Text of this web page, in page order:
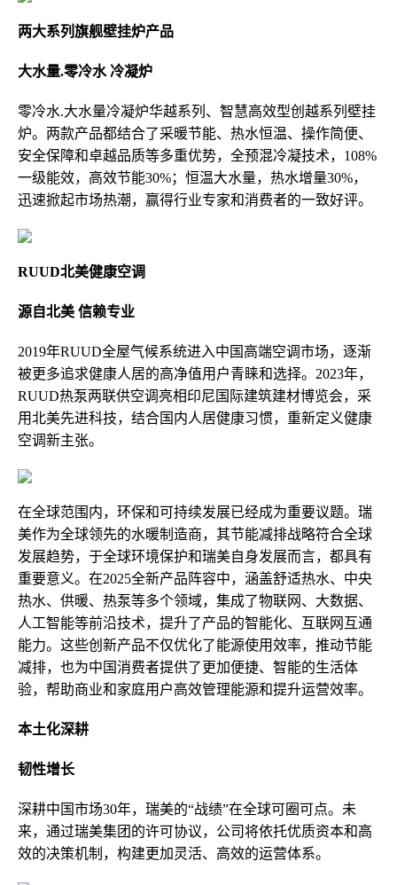
两大系列旗舰壁挂炉产品
大水量.零冷水 冷凝炉
零冷水.大水量冷凝炉华越系列、智慧高效型创越系列壁挂
炉。两款产品都结合了采暖节能、热水恒温、操作简便、
安全保障和卓越品质等多重优势，全预混冷凝技术，108%
一级能效，高效节能30%；恒温大水量，热水增量30%，
迅速掀起市场热潮，赢得行业专家和消费者的一致好评。
RUUD北美健康空调
源自北美 信赖专业
2019年RUUD全屋气候系统进入中国高端空调市场，逐渐
被更多追求健康人居的高净值用户青睐和选择。2023年，
RUUD热泵两联供空调亮相印尼国际建筑建材博览会，采
用北美先进科技，结合国内人居健康习惯，重新定义健康
空调新主张。
在全球范围内，环保和可持续发展已经成为重要议题。瑞
美作为全球领先的水暖制造商，其节能减排战略符合全球
发展趋势，于全球环境保护和瑞美自身发展而言，都具有
重要意义。在2025全新产品阵容中，涵盖舒适热水、 中央
热水、供暖、热泵等多个领域，集成了物联网、大数据、
人工智能等前沿技术，提升了产品的智能化、互联网互通
能力。这些创新产品不仅优化了能源使用效率，推动节能
减排，也为中国消费者提供了更加便捷、智能的生活体
验，帮助商业和家庭用户高效管理能源和提升运营效率。
本土化深耕
韧性增长
深耕中国市场30年，瑞美的“战绩”在全球可圈可点。未
来，通过瑞美集团的许可协议，公司将依托优质资本和高
效的决策机制，构建更加灵活、高效的运营体系。